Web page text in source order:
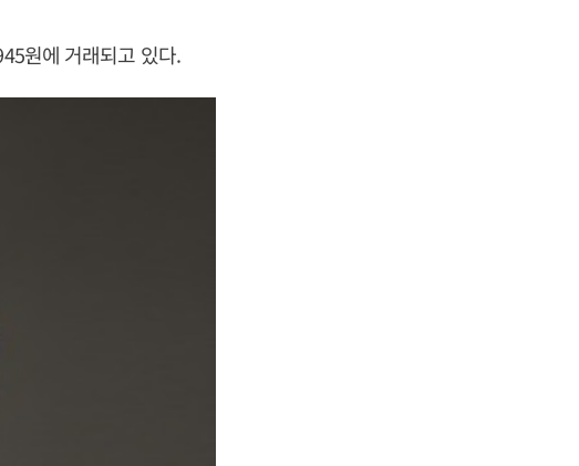
원에 거래되고 있다.